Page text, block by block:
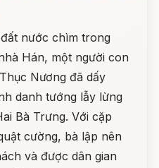
nước chìm trong
Hán, một người con
Nương đã dấy
danh tướng lẫy lừng
Bà Trưng. Với cặp
cường, bà lập nên
và được dân gian